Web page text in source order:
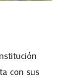
con sus